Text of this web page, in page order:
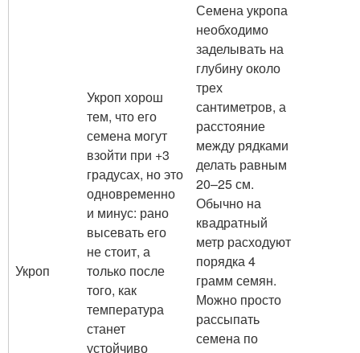
Укроп
Укроп хорош
тем, что его
семена могут
взойти при +3
градусах, но это
одновременно
и минус: рано
высевать его
не стоит, а
только после
того, как
температура
станет
устойчиво
Семена укропа
необходимо
заделывать на
глубину около
трех
сантиметров, а
расстояние
между рядками
делать равным
20–25 см.
Обычно на
квадратный
метр расходуют
порядка 4
грамм семян.
Можно просто
рассыпать
семена по